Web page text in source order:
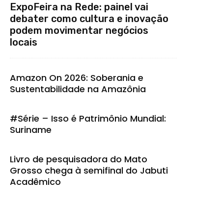
ExpoFeira na Rede: painel vai
debater como cultura e inovação
podem movimentar negócios
locais
Amazon On 2026: Soberania e
Sustentabilidade na Amazônia
#Série – Isso é Patrimônio Mundial:
Suriname
Livro de pesquisadora do Mato
Grosso chega à semifinal do Jabuti
Acadêmico